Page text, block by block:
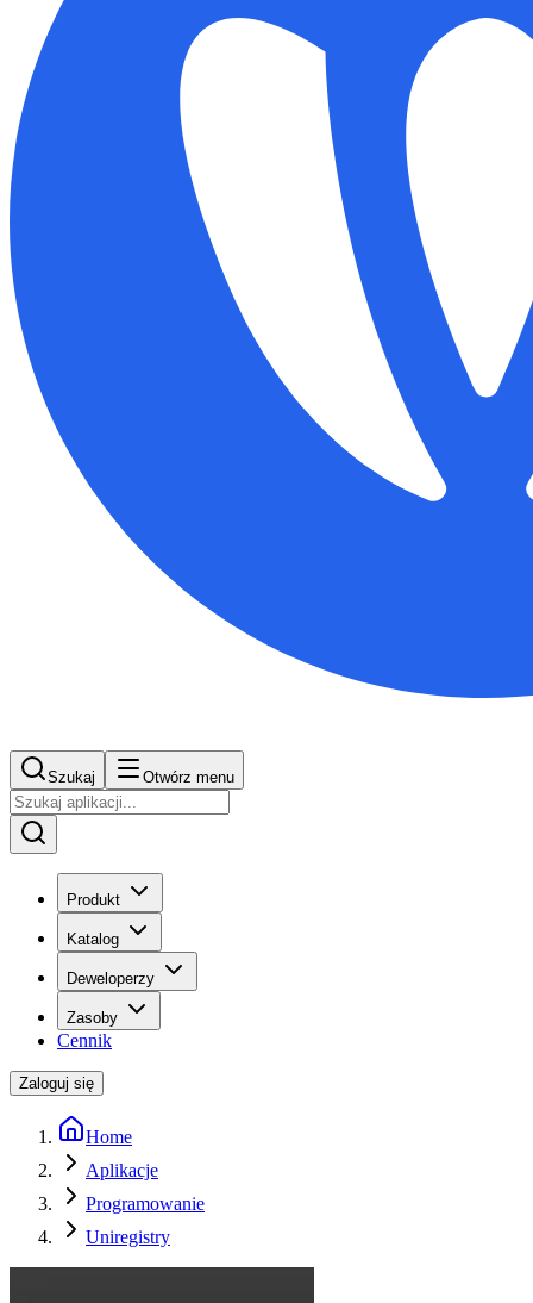
Szukaj Otwórz menu
Produkt
Katalog
Deweloperzy
Zasoby
Cennik
Zaloguj się
Home
Aplikacje
Programowanie
Uniregistry